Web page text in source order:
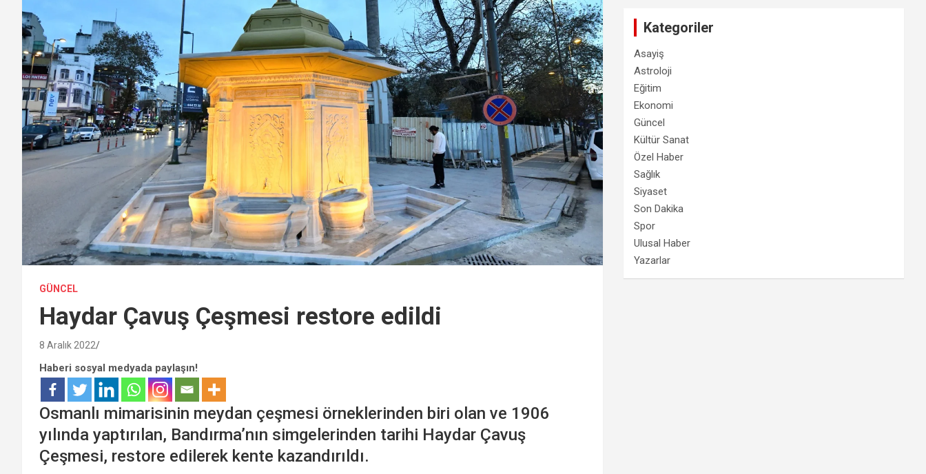
GÜNCEL
Haydar Çavuş Çeşmesi restore edildi
8 Aralık 2022
Haberi sosyal medyada paylaşın!
Osmanlı mimarisinin meydan çeşmesi örneklerinden biri olan ve 1906
yılında yaptırılan, Bandırma’nın simgelerinden tarihi Haydar Çavuş
Çeşmesi, restore edilerek kente kazandırıldı.
Kategoriler
Asayiş
Astroloji
Eğitim
Ekonomi
Güncel
Kültür Sanat
Özel Haber
Sağlık
Siyaset
Son Dakika
Spor
Ulusal Haber
Yazarlar